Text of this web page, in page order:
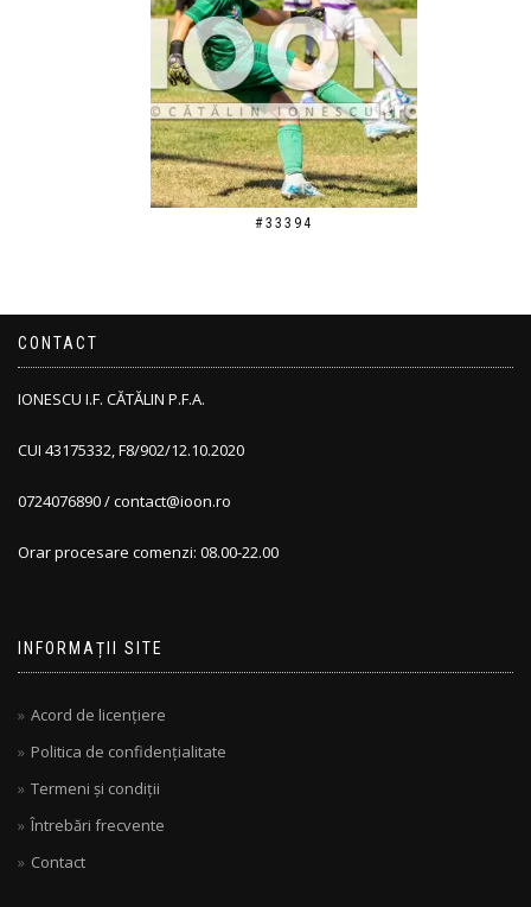
#33394
CONTACT
IONESCU I.F. CĂTĂLIN P.F.A.
CUI 43175332, F8/902/12.10.2020
0724076890 / contact@ioon.ro
Orar procesare comenzi: 08.00-22.00
INFORMAȚII SITE
Acord de licențiere
Politica de confidențialitate
Termeni și condiții
Întrebări frecvente
Contact